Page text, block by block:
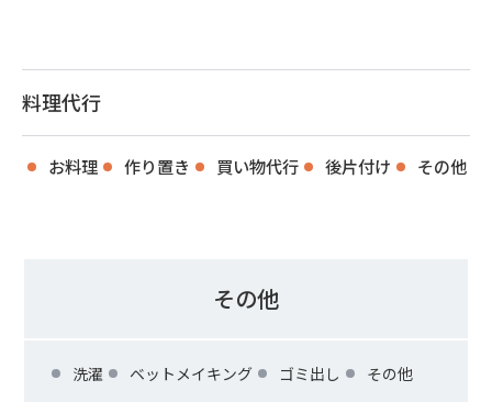
料理代行
お料理 作り置き 買い物代行 後片付け その他
その他
洗濯 ベットメイキング ゴミ出し その他